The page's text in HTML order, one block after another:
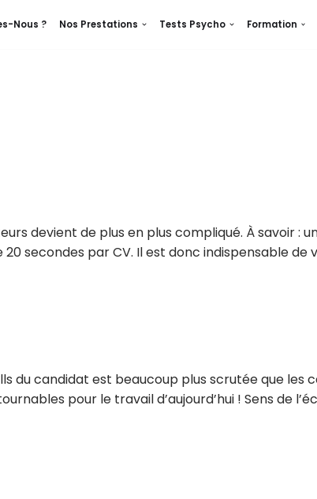
Nous ? Nos Prestations Tests Psycho Formation
devient de plus en plus compliqué. À savoir :
secondes par CV. Il est donc indispensable
du candidat est beaucoup plus scrutée que
pour le travail d’aujourd’hui ! Sens de